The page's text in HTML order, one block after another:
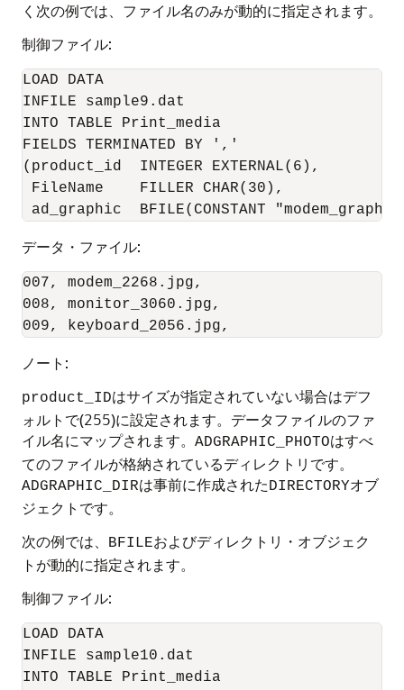
く次の例では、ファイル名のみが動的に指定されます。
制御ファイル:
LOAD DATA
INFILE sample9.dat
INTO TABLE Print_media
FIELDS TERMINATED BY ','
(product_id  INTEGER EXTERNAL(6),
FileName    FILLER CHAR(30),
データ・ファイル:
007, modem_2268.jpg,
008, monitor_3060.jpg,
ノート:
product_IDはサイズが指定されていない場合はデフ
ォルトで(255)に設定されます。データファイルのファ
イル名にマップされます。 ADGRAPHIC_PHOTOはすべ
てのファイルが格納されているディレクトリです。
ADGRAPHIC_DIRは事前に作成されたDIRECTORYオブ
ジェクトです。
次の例では、
BFILEおよびディレクトリ・オブジェク
トが動的に指定されます。
制御ファイル:
LOAD DATA
INFILE sample10.dat
INTO TABLE Print_media